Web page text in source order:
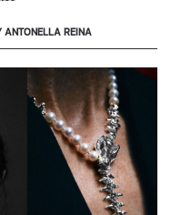
ANTONELLA REINA